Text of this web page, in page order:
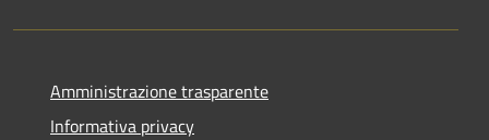
Amministrazione trasparente
Informativa privacy